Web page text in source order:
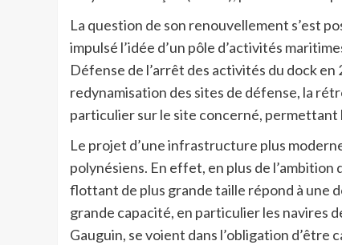
La question de son renouvellement s’est
impulsé l’idée d’un pôle d’activités
Défense de l’arrêt des activités du dock en
redynamisation des sites de défense, la
particulier sur le site concerné,
Le projet d’une infrastructure plus
polynésiens. En effet, en plus de
flottant de plus grande taille répond à une
grande capacité, en particulier les navires
Gauguin, se voient dans l’obligation d’être